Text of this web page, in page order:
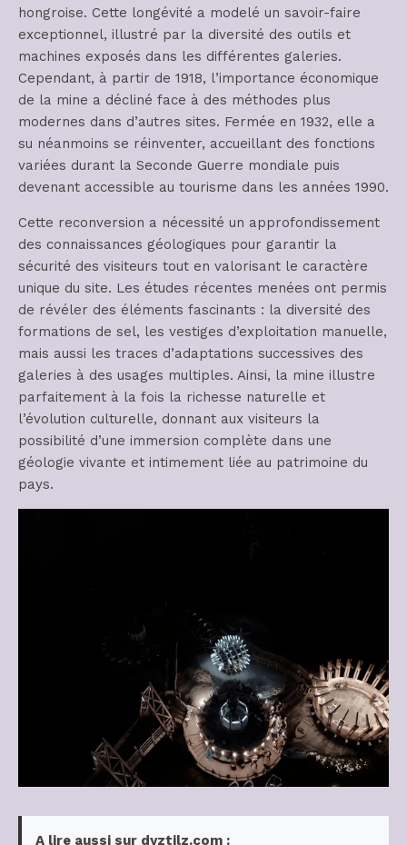
hongroise. Cette longévité a modelé un savoir-faire
exceptionnel, illustré par la diversité des outils et
machines exposés dans les différentes galeries.
Cependant, à partir de 1918, l’importance économique
de la mine a décliné face à des méthodes plus
modernes dans d’autres sites. Fermée en 1932, elle a
su néanmoins se réinventer, accueillant des fonctions
variées durant la Seconde Guerre mondiale puis
devenant accessible au tourisme dans les années 1990.
Cette reconversion a nécessité un approfondissement
des connaissances géologiques pour garantir la
sécurité des visiteurs tout en valorisant le caractère
unique du site. Les études récentes menées ont permis
de révéler des éléments fascinants : la diversité des
formations de sel, les vestiges d’exploitation manuelle,
mais aussi les traces d’adaptations successives des
galeries à des usages multiples. Ainsi, la mine illustre
parfaitement à la fois la richesse naturelle et
l’évolution culturelle, donnant aux visiteurs la
possibilité d’une immersion complète dans une
géologie vivante et intimement liée au patrimoine du
pays.
A lire aussi sur dyztilz.com :